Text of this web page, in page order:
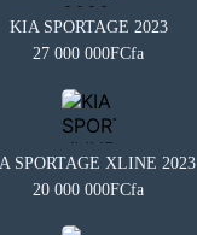
KIA SPORTAGE 2023
27 000 000FCfa
SPORTAGE XLINE 2023
20 000 000FCfa